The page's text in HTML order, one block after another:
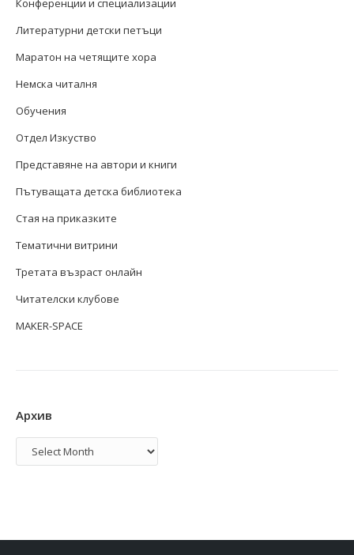
Конференции и специализации
Литературни детски петъци
Маратон на четящите хора
Немска читалня
Обучения
Отдел Изкуство
Представяне на автори и книги
Пътуващата детска библиотека
Стая на приказките
Тематични витрини
Третата възраст онлайн
Читателски клубове
MAKER-SPACE
Архив
Архив